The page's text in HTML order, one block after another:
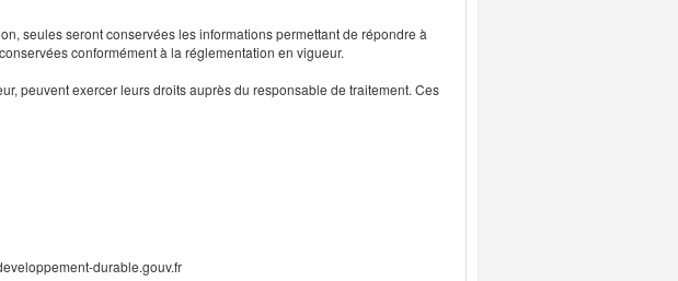
seules seront conservées les informations permettant de répondre à
conformément à la réglementation en vigueur.
peuvent exercer leurs droits auprès du responsable de traitement. Ces
durable.gouv.fr